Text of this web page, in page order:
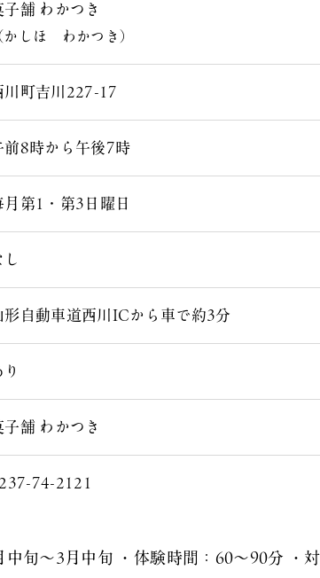
子舗 わかつき
かしほ わかつき）
川町吉川227-17
前8時から午後7時
月第1・第3日曜日
し
形自動車道西川ICから車で約3分
り
子舗 わかつき
74-2121
中旬～3月中旬 ・体験時間：60～90分 ・